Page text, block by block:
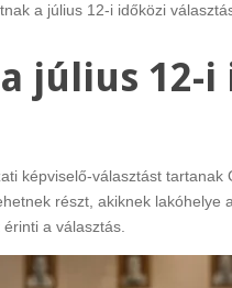
a július 12-i időközi
július 12-
képviselő-választást
részt, akiknek
a választás.